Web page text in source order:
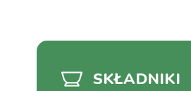
SKŁADNIKI